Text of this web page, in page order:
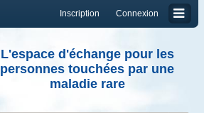
Connexion
Inscription
L'espace d'échange pour les
personnes touchées par une
maladie rare